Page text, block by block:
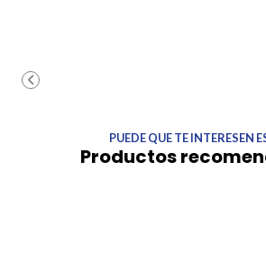
PUEDE QUE TE INTERESEN
Productos